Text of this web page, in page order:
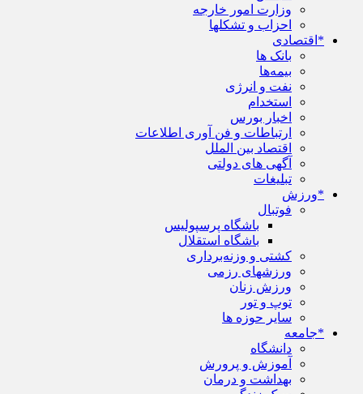
وزارت امور خارجه
احزاب و تشکلها
*اقتصادی
بانک ها
بیمه‌ها
نفت و انرژی
استخدام
اخبار بورس
ارتباطات و فن آوری اطلاعات
اقتصاد بین الملل
آگهی های دولتی
تبلیغات
*ورزش
فوتبال
باشگاه پرسپولیس
باشگاه استقلال
کشتی و وزنه‌برداری
ورزشهای رزمی
ورزش زنان
توپ و تور
سایر حوزه ها
*جامعه
دانشگاه
آموزش و پرورش
بهداشت و درمان